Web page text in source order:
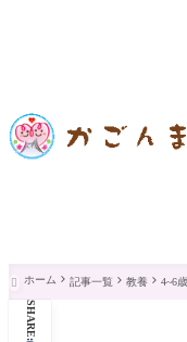
 ホーム 記事一覧 教養 4~6
SHARE: